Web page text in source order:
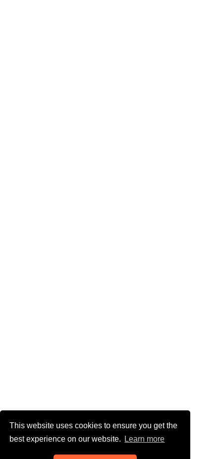
This website uses cookies to ensure you get the
best experience on our website.
Learn more